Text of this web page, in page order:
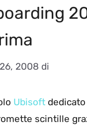
2008 di
Ubisoft
scintille